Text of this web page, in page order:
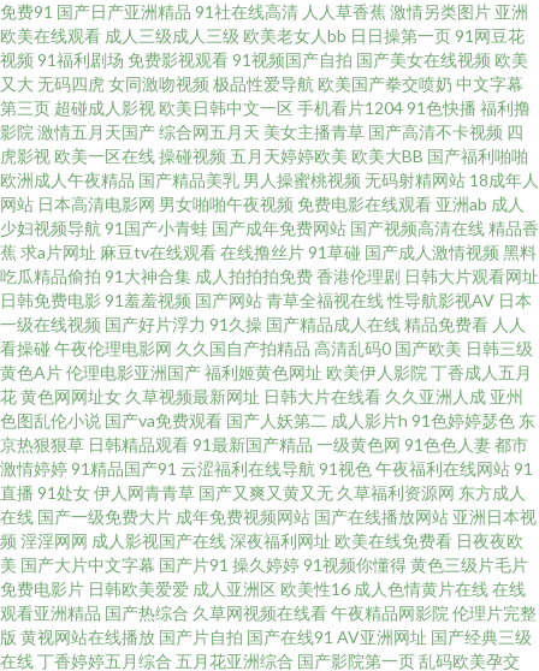
亚洲资源网站 大香蕉伊人操 久亚洲AV无码专区A片 五月天中文字幕mv在 91
亚洲做爱视频 国产又粗又硬又大免费 秋霞一级 亚洲一区二区三 传媒在线视
频 老司机黑夜福利天堂 天堂网精品 91精品国产免费网站 国产午国产 区二区
日日澡 亚洲日韩∨a 成人福利视频 久草福利在线 日日拍夜夜嗷嗷叫狠狠 中文
字幕人妻丝袜系列 国产精品入口麻 欧美日韩亚洲二区在线 亚洲精品福利在
大香蕉狼人 老司机亚洲精品影院 十八成人午夜 91超碰在线青青草 好看的电
影在线观看 日韩国产欧美中文综合 在线观看免费国产视频 国产AV自拍原创
免费很黄很 伪娘AV天堂 91探花内射 国产一级婬片a免费 人妖丝袜 亚洲制服
丝袜在 大香蕉99草 老司机cao 亚洲aⅴ小视 精品一卡二卡 AV国际电影网站 欧
美三极 综合三级免费日本 玖玖伊热 一区二区三区中文 国内精品1000 無码中
文字 豆花国产 免费看片鲁 污污污污污污污网站污 91视频福利导航 国产主页
免费91 国产日产亚洲精品 91社在线高清 人人草香蕉 激情另类图片 亚洲
欧美在线观看 成人三级成人三级 欧美老女人bb 日日操第一页91网豆花
视频 91福利剧场 免费影视观看91视频国产自拍 国产美女在线视频 欧美
又大 无码四虎 女同激吻视频 极品性爱导航 欧美国产拳交喷奶 中文字幕
第三页 超碰成人影视 欧美日韩中文一区 手机看片120491色快播 福利撸
影院 激情五月天国产综合网五月天 美女主播青草 国产高清不卡视频 四
虎影视 欧美一区在线操碰视频 五月天婷婷欧美 欧美大BB 国产福利啪啪
欧洲成人午夜精品 国产精品美乳 男人操蜜桃视频 无码射精网站 18成年人
网站 日本高清电影网 男女啪啪午夜视频 免费电影在线观看 亚洲ab 成人
少妇视频导航 91国产小青蛙 国产成年免费网站 国产视频高清在线精品香
蕉 求a片网址 麻豆tv在线观看在线撸丝片91草碰 国产成人激情视频 黑料
吃瓜精品偷拍 91大神合集 成人拍拍拍免费香港伦理剧 日韩大片观看网址
日韩免费电影 91羞羞视频 国产网站青草全福视在线性导航影视AV 日本
一级在线视频 国产好片浮力 91久操 国产精品成人在线精品免费看 人人
看操碰 午夜伦理电影网 久久国自产拍精品 高清乱码0 国产欧美 日韩三级
黄色A片伦理电影亚洲国产福利姬黄色网址 欧美伊人影院 丁香成人五月
花黄色网网址女 久草视频最新网址 日韩大片在线看 久久亚洲人成 亚州
色图乱伦小说 国产va免费观看 国产人妖第二 成人影片h 91色婷婷瑟色 东
京热狠狠草 日韩精品观看91最新国产精品 一级黄色网 91色色人妻都市
激情婷婷91精品国产91 云涩福利在线导航 91视色午夜福利在线网站91
直播 91处女伊人网青青草 国产又爽又黄又无 久草福利资源网 东方成人
在线 国产一级免费大片 成年免费视频网站 国产在线播放网站 亚洲日本视
频 淫淫网网 成人影视国产在线深夜福利网址 欧美在线免费看 日夜夜欧
美 国产大片中文字幕 国产片91 操久婷婷91视频你懂得黄色三级片毛片
免费电影片 日韩欧美爱爱 成人亚洲区 欧美性16 成人色情黄片在线在线
观看亚洲精品 国产热综合 久草网视频在线看午夜精品网影院 伦理片完整
版 黄视网站在线播放 国产片自拍 国产在线91 AV亚洲网址 国产经典三级
在线丁香婷婷五月综合 五月花亚洲综合 国产影院第一页乱码欧美孕交